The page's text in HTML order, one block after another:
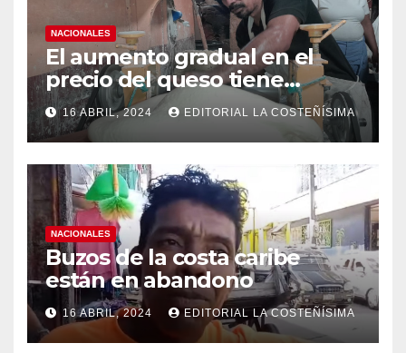
NACIONALES
El aumento gradual en el
precio del queso tiene
efectos a las Panaderias
16 ABRIL, 2024 EDITORIAL LA COSTEÑÍSIMA
NACIONALES
Buzos de la costa caribe
están en abandono
16 ABRIL, 2024 EDITORIAL LA COSTEÑÍSIMA